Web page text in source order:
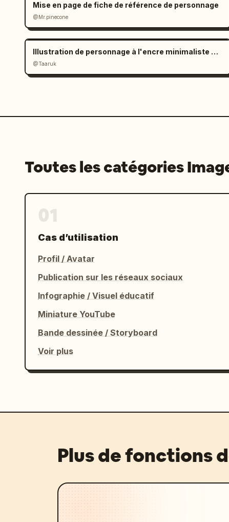
Mise en page de fiche de référence de personnage
@Mr.pinecone
Illustration de personnage à l'encre minimaliste en noir et blanc
@Taaruk
Toutes les catégories
Cas d’utilisation
Profil / Avatar
Publication sur les réseaux sociaux
Infographie / Visuel éducatif
Miniature YouTube
Bande dessinée / Storyboard
Voir plus
Plus de fonctions